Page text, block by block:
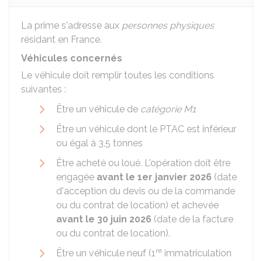
La prime s'adresse aux personnes physiques
résidant en France.
Véhicules concernés
Le véhicule doit remplir toutes les conditions
suivantes :
Être un véhicule de catégorie M1
Être un véhicule dont le PTAC est inférieur
ou égal à 3,5 tonnes
Être acheté ou loué. L'opération doit être
engagée avant le 1er janvier 2026 (date
d'acception du devis ou de la commande
ou du contrat de location) et achevée
avant le 30 juin 2026 (date de la facture
ou du contrat de location).
Être un véhicule neuf (1re immatriculation